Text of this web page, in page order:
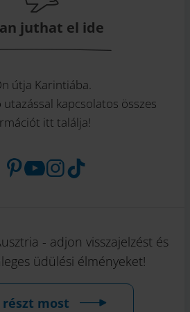
juthat el ide
útja Karintiába.
kapcsolatos összes
itt találja!
- adjon visszajelzést és
üdülési élményeket!
részt most